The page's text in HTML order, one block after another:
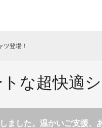
登場！
な超快適
ました。温かいご支援、